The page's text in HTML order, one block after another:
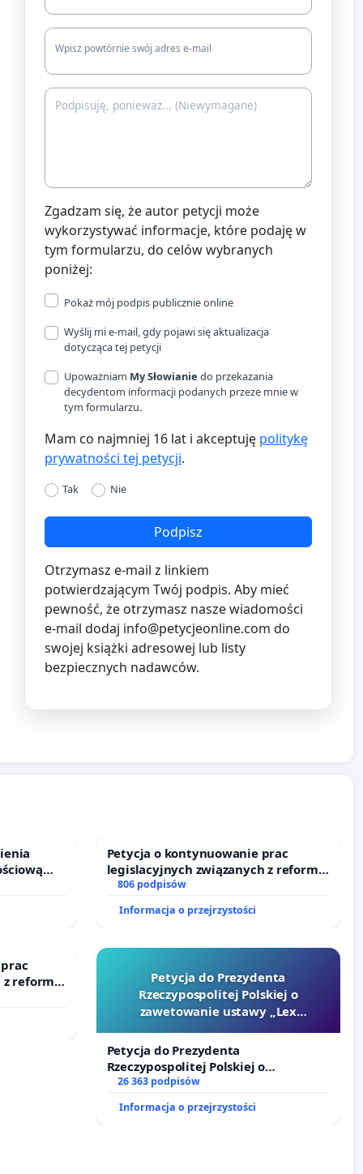
Wpisz powtórnie swój adres e-mail
Zgadzam się, że autor petycji może
wykorzystywać informacje, które podaję w
tym formularzu, do celów wybranych
poniżej:
Pokaż mój podpis publicznie online
Wyślij mi e-mail, gdy pojawi się aktualizacja
dotycząca tej petycji
Upoważniam My Słowianie do przekazania
decydentom informacji podanych przeze mnie w
tym formularzu.
Mam co najmniej 16 lat i akceptuję politykę
prywatności tej petycji.
Tak Nie
Podpisz
Otrzymasz e-mail z linkiem
potwierdzającym Twój podpis. Aby mieć
pewność, że otrzymasz nasze wiadomości
e-mail dodaj info@petycjeonline.com do
swojej książki adresowej lub listy
bezpiecznych nadawców.
Petycja o kontynuowanie prac
legislacyjnych związanych z reformą
prawa rodzinnego
806 podpisów
Informacja o przejrzystości
reformą
Petycja do Prezydenta
Rzeczypospolitej Polskiej o
zawetowanie ustawy „Lex
Petycja do Prezydenta
Rzeczypospolitej Polskiej o
zawetowanie ustawy „Lex Szarlatan”
26 363 podpisów
Informacja o przejrzystości